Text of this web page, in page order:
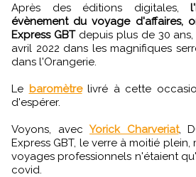
Après des éditions digitales,
évènement du voyage d'affaires,
Express GBTdepuis plus de 30 ans,
avril 2022 dans les magnifiques
dans l'Orangerie.
Le baromètrelivré à cette
d'espérer.
Voyons, avecYorick Charveriat,
Express GBT, le verre à moitié plein,
voyages professionnels n'étaient
covid.